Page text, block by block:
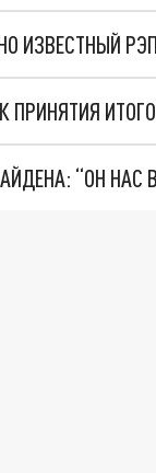
“ОН НАС